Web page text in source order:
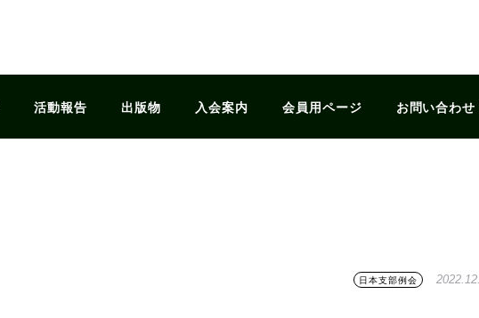
活動報告 出版物 入会案内 会員用ページ お問い合わせ
日本支部例会